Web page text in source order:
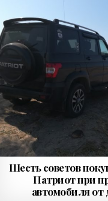
Шесть советов
Патриот при
автомобиля от